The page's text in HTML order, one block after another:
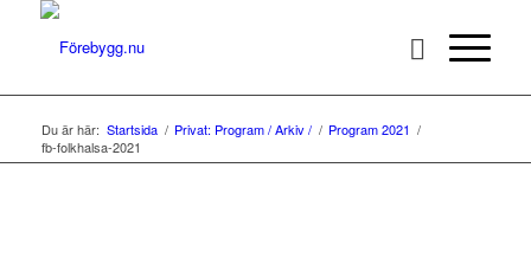
Du är här: Startsida / Privat: Program / Arkiv / / Program 2021 /
fb-folkhalsa-2021